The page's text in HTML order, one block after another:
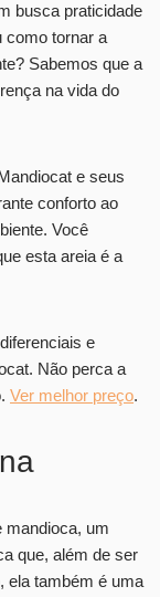
busca praticidade
como tornar a
Sabemos que a
na vida do
e seus
conforto ao
Você
esta areia é a
e
Não perca a
Ver melhor preço.
mandioca, um
que, além de ser
ela também é uma